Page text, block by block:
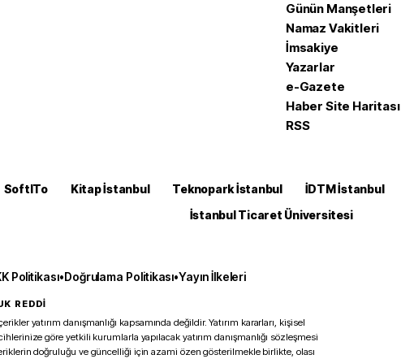
Günün Manşetleri
Namaz Vakitleri
İmsakiye
Yazarlar
e-Gazete
Haber Site Haritası
RSS
SoftITo Kitap İstanbul Teknopark İstanbul İDTM İstanbul
İstanbul Ticaret Üniversitesi
Politikası•Doğrulama Politikası•Yayın İlkeleri
REDDİ
yatırım danışmanlığı kapsamında değildir. Yatırım kararları, kişisel
göre yetkili kurumlarla yapılacak yatırım danışmanlığı sözleşmesi
doğruluğu ve güncelliği için azami özen gösterilmekle birlikte, olası